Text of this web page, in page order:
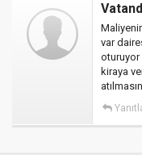
var
oturuyor
kiraya